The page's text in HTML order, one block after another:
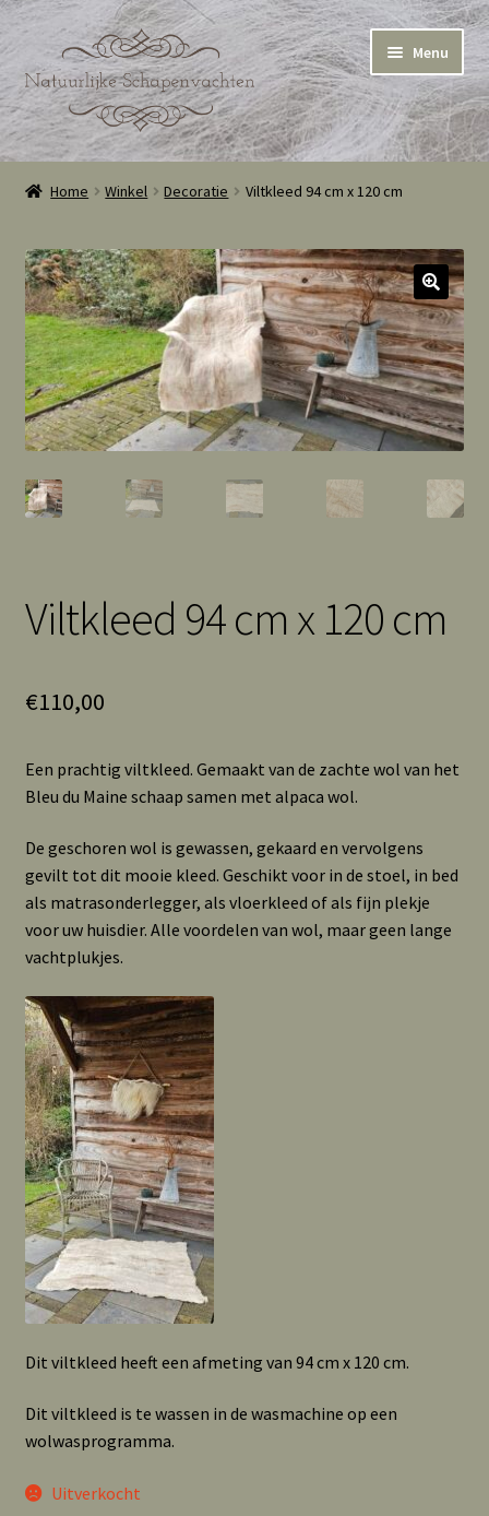
Ga
door
naar
navigatie
Ga
naar
de
inhoud
Menu
Home
Winkelmand
Cookie Policy (EU)
Home Winkel Decoratie Viltkleed 94 cm x 120 cm
Viltkleed 94 cm x 120 cm
€110,00
Een prachtig viltkleed. Gemaakt van de zachte wol van het
Bleu du Maine schaap samen met alpaca wol.
De geschoren wol is gewassen, gekaard en vervolgens
gevilt tot dit mooie kleed. Geschikt voor in de stoel, in bed
als matrasonderlegger, als vloerkleed of als fijn plekje
voor uw huisdier. Alle voordelen van wol, maar geen lange
vachtplukjes.
Dit viltkleed heeft een afmeting van 94 cm x 120 cm.
Dit viltkleed is te wassen in de wasmachine op een
wolwasprogramma.
Uitverkocht